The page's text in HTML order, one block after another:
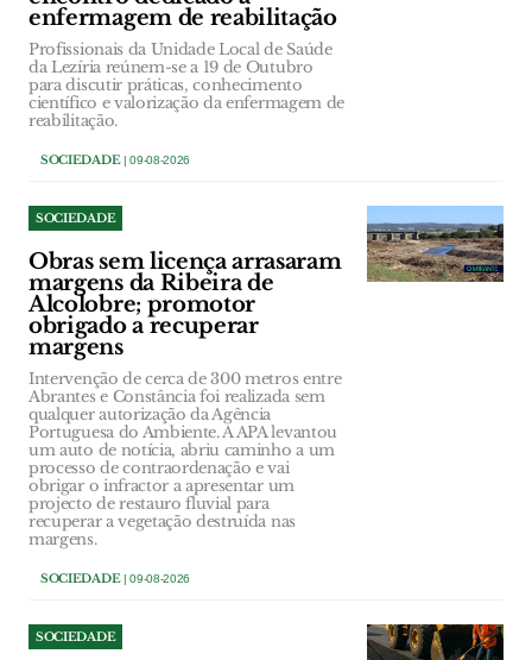
enfermagem de reabilitação
Profissionais da Unidade Local de Saúde
da Lezíria reúnem-se a 19 de Outubro
para discutir práticas, conhecimento
científico e valorização da enfermagem de
reabilitação.
SOCIEDADE| 09-08-2026
SOCIEDADE
Obras sem licença arrasaram
margens da Ribeira de
Alcolobre; promotor
obrigado a recuperar
margens
Intervenção de cerca de 300 metros entre
Abrantes e Constância foi realizada sem
qualquer autorização da Agência
Portuguesa do Ambiente. A APA levantou
um auto de notícia, abriu caminho a um
processo de contraordenação e vai
obrigar o infractor a apresentar um
projecto de restauro fluvial para
recuperar a vegetação destruída nas
margens.
SOCIEDADE| 09-08-2026
SOCIEDADE